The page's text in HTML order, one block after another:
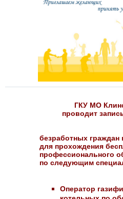
ГКУ МО
проводит
безработных граждан
для прохождения
профессионального
по следующим
Оператор